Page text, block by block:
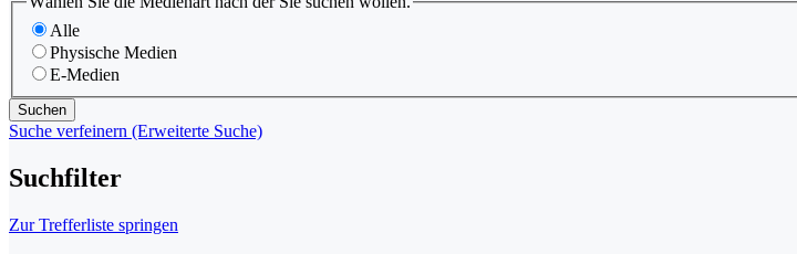
Alle
Physische Medien
E-Medien
Suche verfeinern (Erweiterte Suche)
Suchfilter
Zur Trefferliste springen